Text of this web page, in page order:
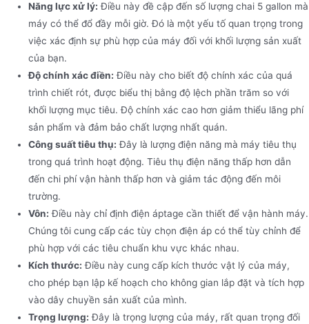
Năng lực xử lý: Điều này đề cập đến số lượng chai 5 gallon mà
máy có thể đổ đầy mỗi giờ. Đó là một yếu tố quan trọng trong
việc xác định sự phù hợp của máy đối với khối lượng sản xuất
của bạn.
Độ chính xác điền: Điều này cho biết độ chính xác của quá
trình chiết rót, được biểu thị bằng độ lệch phần trăm so với
khối lượng mục tiêu. Độ chính xác cao hơn giảm thiểu lãng phí
sản phẩm và đảm bảo chất lượng nhất quán.
Công suất tiêu thụ: Đây là lượng điện năng mà máy tiêu thụ
trong quá trình hoạt động. Tiêu thụ điện năng thấp hơn dẫn
đến chi phí vận hành thấp hơn và giảm tác động đến môi
trường.
Vôn: Điều này chỉ định điện áptage cần thiết để vận hành máy.
Chúng tôi cung cấp các tùy chọn điện áp có thể tùy chỉnh để
phù hợp với các tiêu chuẩn khu vực khác nhau.
Kích thước: Điều này cung cấp kích thước vật lý của máy,
cho phép bạn lập kế hoạch cho không gian lắp đặt và tích hợp
vào dây chuyền sản xuất của mình.
Trọng lượng: Đây là trọng lượng của máy, rất quan trọng đối